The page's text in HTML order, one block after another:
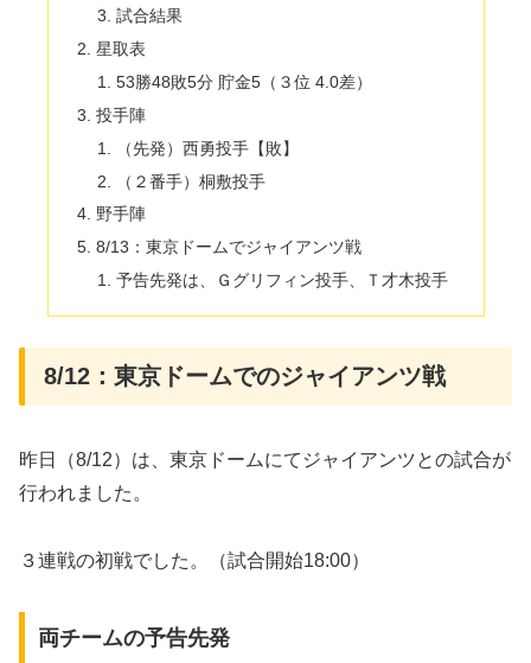
試合結果
星取表
53勝48敗5分 貯金5（３位 4.0差）
投手陣
（先発）西勇投手【敗】
（２番手）桐敷投手
野手陣
8/13：東京ドームでジャイアンツ戦
予告先発は、Ｇグリフィン投手、Ｔ才木投手
8/12：東京ドームでのジャイアンツ戦
昨日（8/12）は、東京ドームにてジャイアンツとの試合が
行われました。
３連戦の初戦でした。（試合開始18:00）
両チームの予告先発